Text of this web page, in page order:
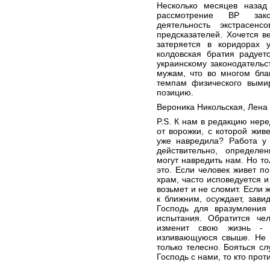
Несколько месяцев
рассмотрение ВР
деятельность
предсказателей. Хочется
затеряется в
колдовская братия
украинскому
мужам, что во многом
темпам физического
позицию.
Вероника Никольская,
P.S. К нам в редакцию
от ворожки, с которой
уже навредила? Работа у
действительно,
могут навредить нам. Но
это. Если человек живет
храм, часто исповедуется
возьмет и не сломит. Если
к ближним, осуждает,
Господь для
испытания. Обратится
изменит свою жизнь -
изливающуюся свыше. Не
только телесно. Бояться
Господь с нами, то кто